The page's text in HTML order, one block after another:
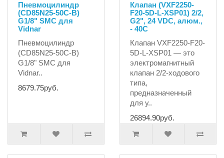
Пневмоцилиндр
(CD85N25-50C-B)
G1/8" SMC для
Vidnar
Пневмоцилиндр
(CD85N25-50C-B)
G1/8" SMC для
Vidnar..
8679.75руб.
Клапан (VXF2250-
F20-5D-L-XSP01) 2/2,
G2", 24 VDC, алюм.,
- 40C
Клапан VXF2250-F20-
5D-L-XSP01 — это
электромагнитный
клапан 2/2-ходового
типа,
предназначенный
для у..
26894.90руб.